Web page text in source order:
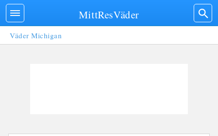
Väder Michigan
MittResVäder